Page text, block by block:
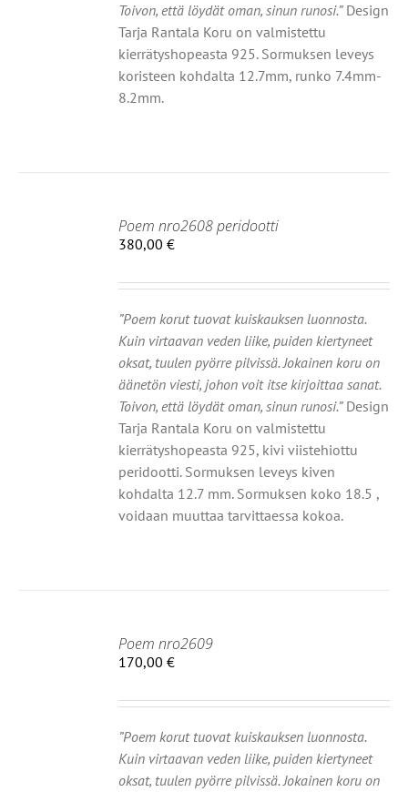
Toivon, että löydät oman, sinun runosi.”Design
Tarja Rantala Koru on valmistettu
kierrätyshopeasta 925. Sormuksen leveys
koristeen kohdalta 12.7mm, runko 7.4mm-
8.2mm.
Poem nro2608 peridootti
380,00€
”Poem korut tuovat kuiskauksen luonnosta.
Kuin virtaavan veden liike, puiden kiertyneet
oksat, tuulen pyörre pilvissä. Jokainen koru on
äänetön viesti, johon voit itse kirjoittaa sanat.
Toivon, että löydät oman, sinun runosi.”Design
Tarja Rantala Koru on valmistettu
kierrätyshopeasta 925, kivi viistehiottu
peridootti. Sormuksen leveys kiven
kohdalta 12.7 mm. Sormuksen koko 18.5 ,
voidaan muuttaa tarvittaessa kokoa.
Poem nro2609
170,00€
”Poem korut tuovat kuiskauksen luonnosta.
Kuin virtaavan veden liike, puiden kiertyneet
oksat, tuulen pyörre pilvissä. Jokainen koru on